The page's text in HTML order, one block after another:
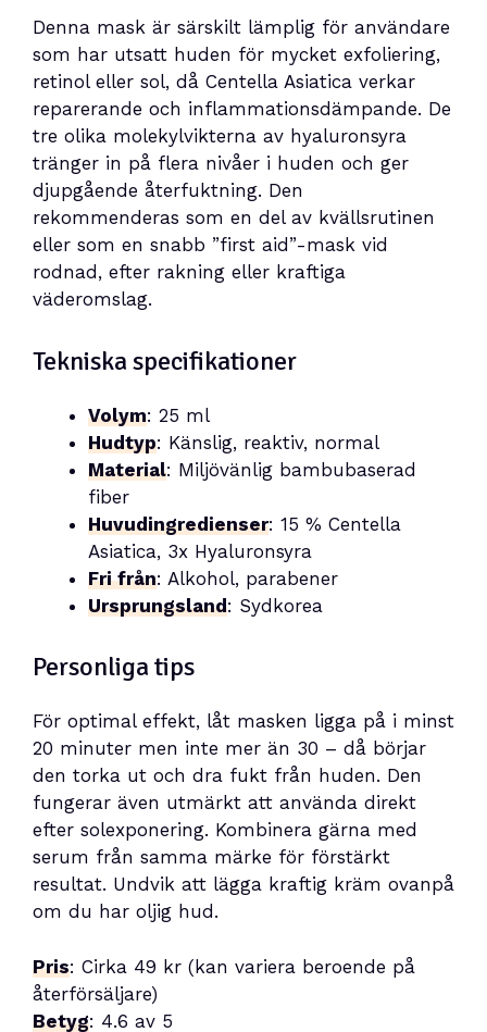
Denna mask är särskilt lämplig för användare
som har utsatt huden för mycket exfoliering,
retinol eller sol, då Centella Asiatica verkar
reparerande och inflammationsdämpande. De
tre olika molekylvikterna av hyaluronsyra
tränger in på flera nivåer i huden och ger
djupgående återfuktning. Den
rekommenderas som en del av kvällsrutinen
eller som en snabb ”first aid”-mask vid
rodnad, efter rakning eller kraftiga
väderomslag.
Tekniska specifikationer
Volym: 25 ml
Hudtyp: Känslig, reaktiv, normal
Material: Miljövänlig bambubaserad
fiber
Huvudingredienser: 15 % Centella
Asiatica, 3x Hyaluronsyra
Fri från: Alkohol, parabener
Ursprungsland: Sydkorea
Personliga tips
För optimal effekt, låt masken ligga på i minst
20 minuter men inte mer än 30 – då börjar
den torka ut och dra fukt från huden. Den
fungerar även utmärkt att använda direkt
efter solexponering. Kombinera gärna med
serum från samma märke för förstärkt
resultat. Undvik att lägga kraftig kräm ovanpå
om du har oljig hud.
Pris: Cirka 49 kr (kan variera beroende på
återförsäljare)
Betyg: 4.6 av 5